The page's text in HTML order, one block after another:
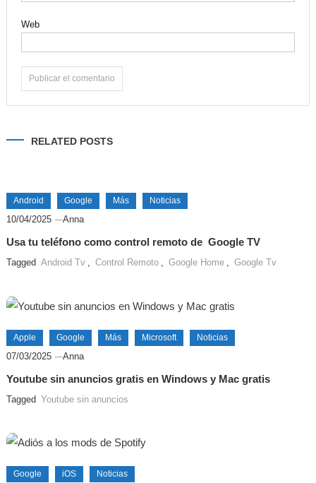
Web
RELATED POSTS
Android Google Más Noticias
10/04/2025 Anna
Usa tu teléfono como control remoto de Google TV
Tagged Android Tv , Control Remoto , Google Home , Google Tv
Apple Google Más Microsoft Noticias
07/03/2025 Anna
Youtube sin anuncios gratis en Windows y Mac gratis
Tagged Youtube sin anuncios
Google iOS Noticias